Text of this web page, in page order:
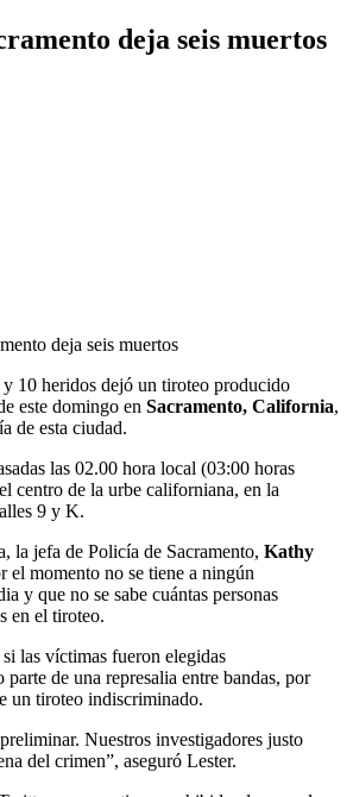
deja seis muertos
deja seis muertos
10 heridos dejó un tiroteo producido
este domingo en Sacramento, California,
de esta ciudad.
las 02.00 hora local (03:00 horas
centro de la urbe californiana, en la
9 y K.
la jefa de Policía de Sacramento, Kathy
el momento no se tiene a ningún
y que no se sabe cuántas personas
en el tiroteo.
las víctimas fueron elegidas
parte de una represalia entre bandas, por
un tiroteo indiscriminado.
Nuestros investigadores justo
del crimen”, aseguró Lester.